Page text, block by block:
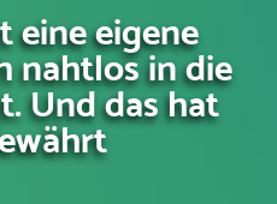
eine eigene
nahtlos in die
Und das hat